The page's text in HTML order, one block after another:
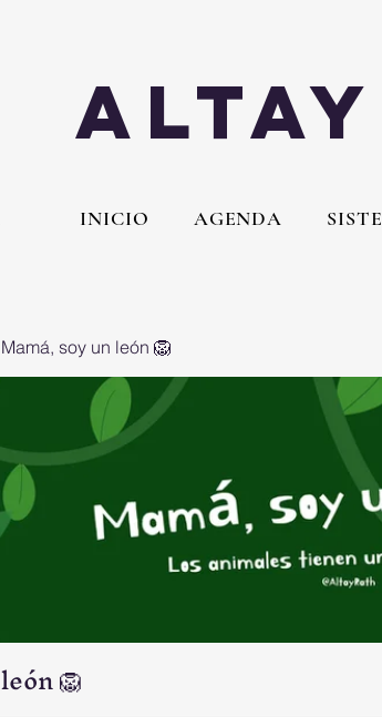
Altay
INICIO AGENDA
Mamá, soy un león 🦁
🦁